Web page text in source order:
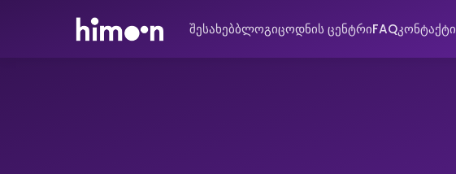
შესახებბლოგიცოდნის ცენტრიFAQკონტაქტი